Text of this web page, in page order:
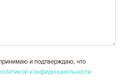
и подтверждаю, что
конфиденциальности